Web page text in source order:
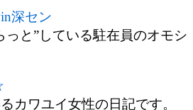
深セン
っと”している駐在員のオモシ
カワユイ女性の日記です。